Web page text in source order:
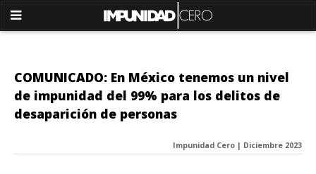
COMUNICADO: En México tenemos un nivel
de impunidad del 99% para los delitos de
desaparición de personas
Impunidad Cero | Diciembre 2023